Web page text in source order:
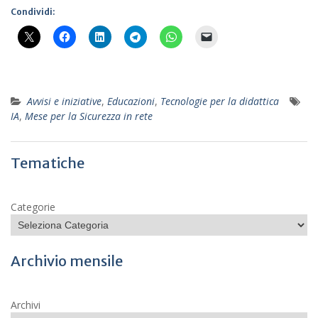
Condividi:
Avvisi e iniziative, Educazioni, Tecnologie per la didattica
IA, Mese per la Sicurezza in rete
Tematiche
Categorie
Archivio mensile
Archivi